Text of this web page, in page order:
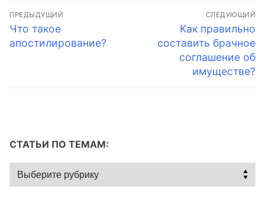
Навигация
по
записям
ПРЕДЫДУЩИЙ
Предыдущая
запись:
Что такое
апостилирование?
СЛЕДУЮЩИЙ
Следующая
запись:
Как правильно
составить брачное
соглашение об
имуществе?
СТАТЬИ ПО ТЕМАМ:
Статьи
по